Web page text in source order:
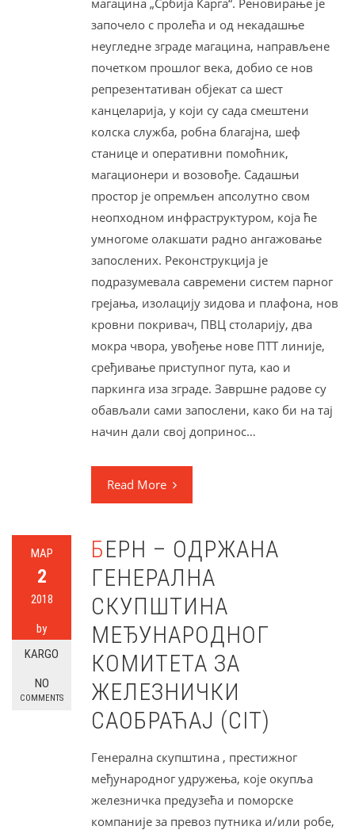
магацина „Србија Карга“. Реновирање је
започело с пролећа и од некадашње
неугледне зграде магацина, направљене
почетком прошлог века, добио се нов
репрезентативан објекат са шест
канцеларија, у који су сада смештени
колска служба, робна благајна, шеф
станице и оперативни помоћник,
магационери и возовође. Садашњи
простор је опремљен апсолутно свом
неопходном инфраструктуром, која ће
умногоме олакшати радно ангажовање
запослених. Реконструкција је
подразумевала савремени систем парног
грејања, изолацију зидова и плафона, нов
кровни покривач, ПВЦ столарију, два
мокра чвора, увођење нове ПТТ линије,
сређивање приступног пута, као и
паркинга иза зграде. Завршне радове су
обављали сами запослени, како би на тај
начин дали свој допринос…
Read More
МАР
2
2018
by
KARGO
NO
COMMENTS
БЕРН – ОДРЖАНА
ГЕНЕРАЛНА
СКУПШТИНА
МЕЂУНАРОДНОГ
КОМИТЕТА ЗА
ЖЕЛЕЗНИЧКИ
САОБРАЋАЈ (CIT)
Генерална скупштина , престижног
међународног удружења, које окупља
железничка предузећа и поморске
компаније за превоз путника и/или робе,